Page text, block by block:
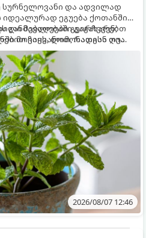
სურნელოვანი და ადვილად
იდეალურად ეგუება ქოთანში
მებაღეები გვირჩევენ,
მოვიყვანოთ, რადგან ღია
ის ფესვებით ძალიან
მცენარეებს ავიწროებს.
განმავლობაში გაგახარებთ
ჩაის, ლიმონათისა თუ
2026/08/07 12:46